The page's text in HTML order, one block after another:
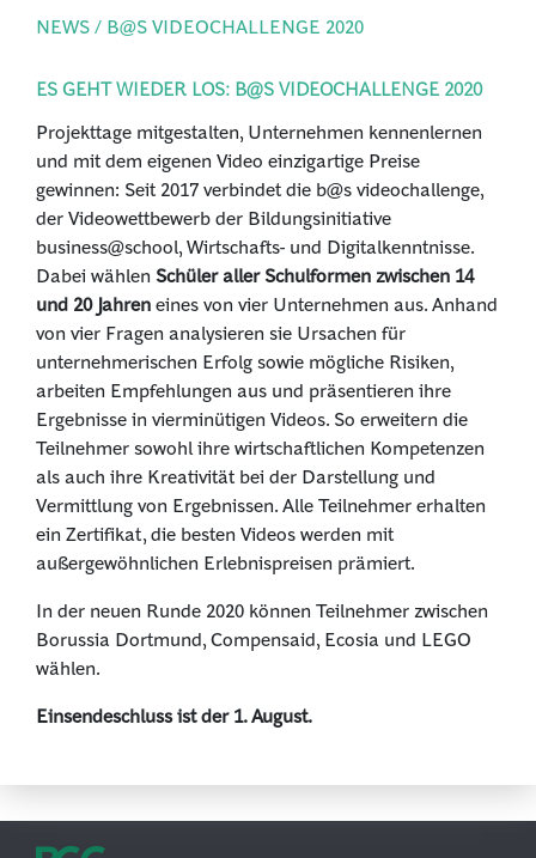
NEWS / B@S VIDEOCHALLENGE 2020
ES GEHT WIEDER LOS: B@S VIDEOCHALLENGE 2020
Projekttage mitgestalten, Unternehmen kennenlernen
und mit dem eigenen Video einzigartige Preise
gewinnen: Seit 2017 verbindet die b@s videochallenge,
der Videowettbewerb der Bildungsinitiative
business@school, Wirtschafts- und Digitalkenntnisse.
Dabei wählen Schüler aller Schulformen zwischen 14
und 20 Jahreneines von vier Unternehmen aus. Anhand
von vier Fragen analysieren sie Ursachen für
unternehmerischen Erfolg sowie mögliche Risiken,
arbeiten Empfehlungen aus und präsentieren ihre
Ergebnisse in vierminütigen Videos. So erweitern die
Teilnehmer sowohl ihre wirtschaftlichen Kompetenzen
als auch ihre Kreativität bei der Darstellung und
Vermittlung von Ergebnissen. Alle Teilnehmer erhalten
ein Zertifikat, die besten Videos werden mit
außergewöhnlichen Erlebnispreisen prämiert.
In der neuen Runde 2020 können Teilnehmer zwischen
Borussia Dortmund, Compensaid, Ecosia und LEGO
wählen.
Einsendeschluss ist der 1. August.